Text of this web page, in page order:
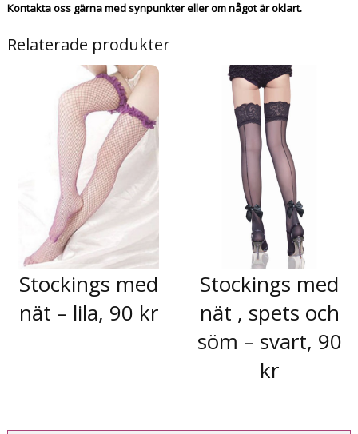
Kontakta oss gärna med synpunkter eller om något är oklart.
Relaterade produkter
Stockings med
nät – lila, 90 kr
Stockings med
nät , spets och
söm – svart, 90
kr